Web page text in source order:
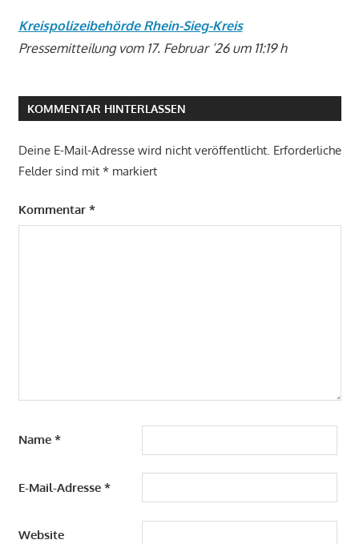
Kreispolizeibehörde Rhein-Sieg-Kreis
Pressemitteilung vom 17. Februar ’26 um 11:19 h
KOMMENTAR HINTERLASSEN
Deine E-Mail-Adresse wird nicht veröffentlicht. Erforderliche
Felder sind mit *markiert
Kommentar *
Name *
E-Mail-Adresse *
Website